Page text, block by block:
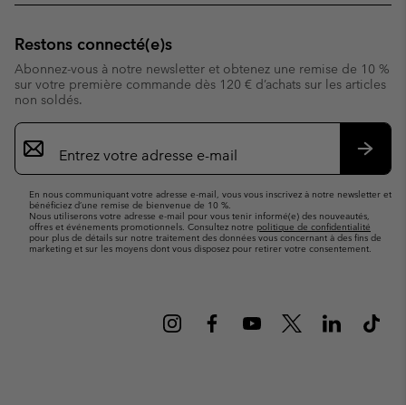
Restons connecté(e)s
Abonnez-vous à notre newsletter et obtenez une remise de 10 %
sur votre première commande dès 120 € d’achats sur les articles
non soldés.
Inscription
par
e-
En nous communiquant votre adresse e-mail, vous vous inscrivez à notre newsletter et
bénéficiez d’une remise de bienvenue de 10 %.
Nous utiliserons votre adresse e-mail pour vous tenir informé(e) des nouveautés,
offres et événements promotionnels. Consultez notre politique de confidentialité
pour plus de détails sur notre traitement des données vous concernant à des fins de
marketing et sur les moyens dont vous disposez pour retirer votre consentement.